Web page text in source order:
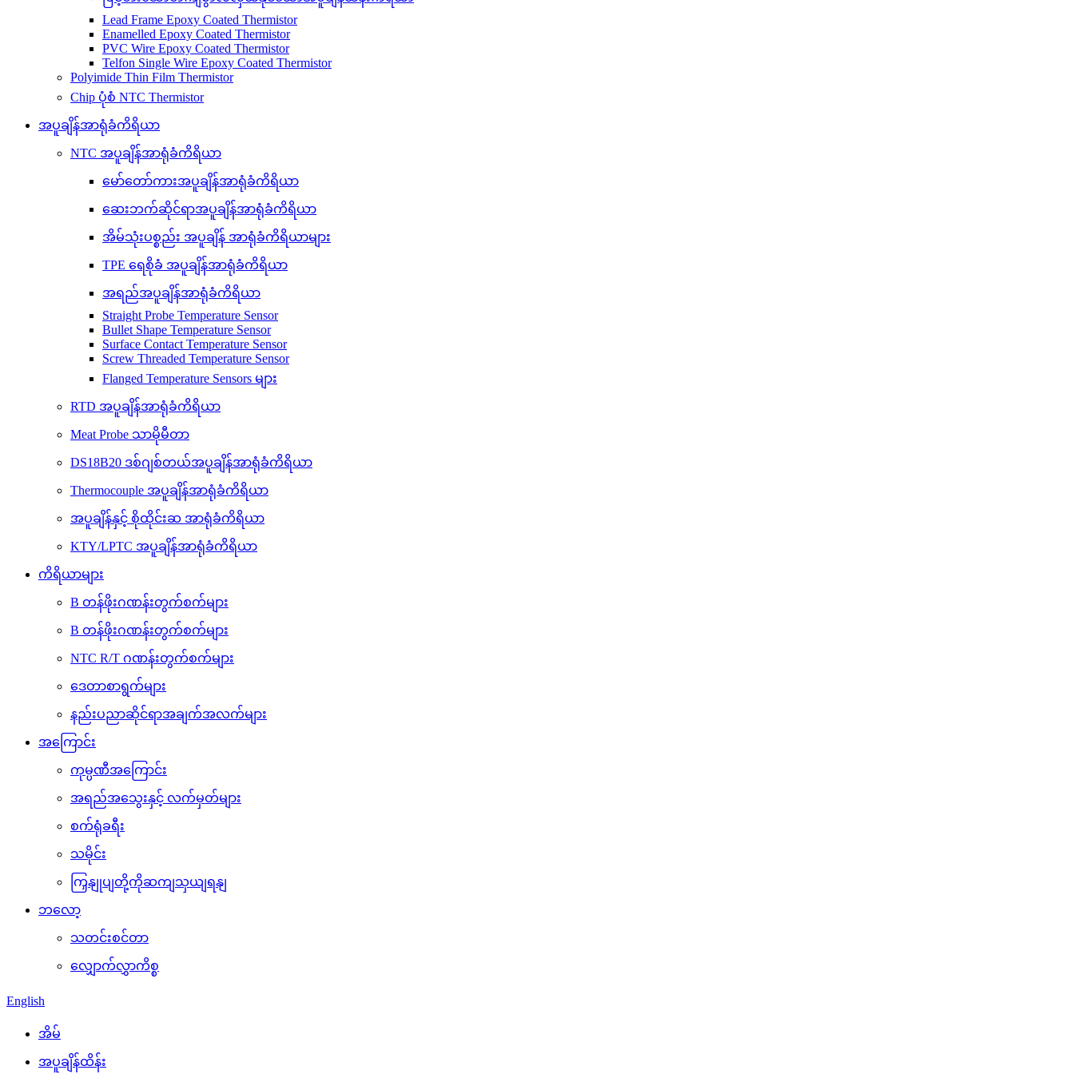
Lead Frame Epoxy Coated Thermistor
Enamelled Epoxy Coated Thermistor
PVC Wire Epoxy Coated Thermistor
Telfon Single Wire Epoxy Coated Thermistor
Polyimide Thin Film Thermistor
Chip ပုံစံ NTC Thermistor
အပူချိန်အာရုံခံကိရိယာ
NTC အပူချိန်အာရုံခံကိရိယာ
မော်တော်ကားအပူချိန်အာရုံခံကိရိယာ
ဆေးဘက်ဆိုင်ရာအပူချိန်အာရုံခံကိရိယာ
အိမ်သုံးပစ္စည်း အပူချိန် အာရုံခံကိရိယာများ
TPE ရေစိုခံ အပူချိန်အာရုံခံကိရိယာ
အရည်အပူချိန်အာရုံခံကိရိယာ
Straight Probe Temperature Sensor
Bullet Shape Temperature Sensor
Surface Contact Temperature Sensor
Screw Threaded Temperature Sensor
Flanged Temperature Sensors များ
RTD အပူချိန်အာရုံခံကိရိယာ
Meat Probe သာမိုမီတာ
DS18B20 ဒစ်ဂျစ်တယ်အပူချိန်အာရုံခံကိရိယာ
Thermocouple အပူချိန်အာရုံခံကိရိယာ
အပူချိန်နှင့် စိုထိုင်းဆ အာရုံခံကိရိယာ
KTY/LPTC အပူချိန်အာရုံခံကိရိယာ
ကိရိယာများ
B တန်ဖိုးဂဏန်းတွက်စက်များ
B တန်ဖိုးဂဏန်းတွက်စက်များ
NTC R/T ဂဏန်းတွက်စက်များ
ဒေတာစာရွက်များ
နည်းပညာဆိုင်ရာအချက်အလက်များ
အကြောင်း
ကုမ္ပဏီအကြောင်း
အရည်အသွေးနှင့် လက်မှတ်များ
စက်ရုံခရီး
သမိုင်း
ကြှနျုပျတို့ကိုဆကျသှယျရနျ
ဘလော့
သတင်းစင်တာ
လျှောက်လွှာကိစ္စ
English
အိမ်
အပူချိန်ထိန်း